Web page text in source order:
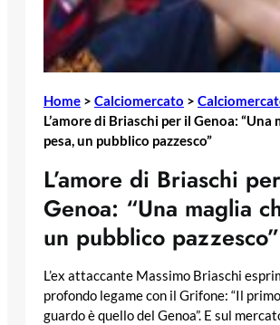
Home > Calciomercato >
L’amore di Briaschi per il Genoa: “Una
pesa, un pubblico pazzesco”
L’amore di Briaschi
Genoa: “Una maglia
un pubblico pazzesco”
L’ex attaccante Massimo Briaschi
profondo legame con il Grifone: “Il
guardo è quello del Genoa”. E sul